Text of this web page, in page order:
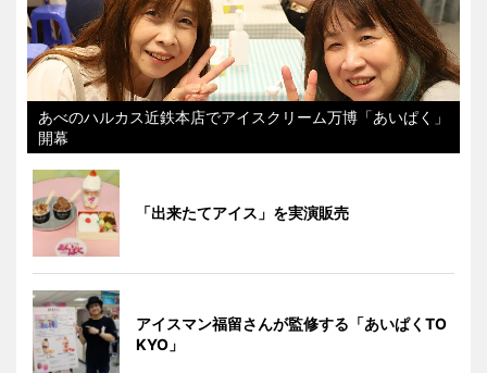
あべのハルカス近鉄本店でアイスクリーム万博「あいぱく」
開幕
「出来たてアイス」を実演販売
アイスマン福留さんが監修する「あいぱくTO
KYO」